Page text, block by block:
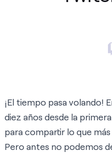
¡El tiempo pasa volando!
diez años desde la
para compartir lo que
Pero antes no podemos